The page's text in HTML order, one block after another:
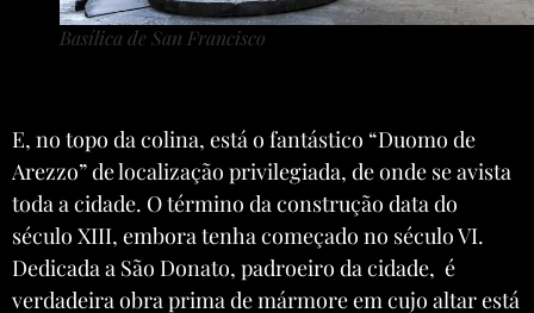
Basílica de San Francisco
E, no topo da colina, está o fantástico “Duomo de
Arezzo” de localização privilegiada, de onde se avista
toda a cidade. O término da construção data do
século XIII, embora tenha começado no século VI.
Dedicada a São Donato, padroeiro da cidade, é
verdadeira obra prima de mármore em cujo altar está